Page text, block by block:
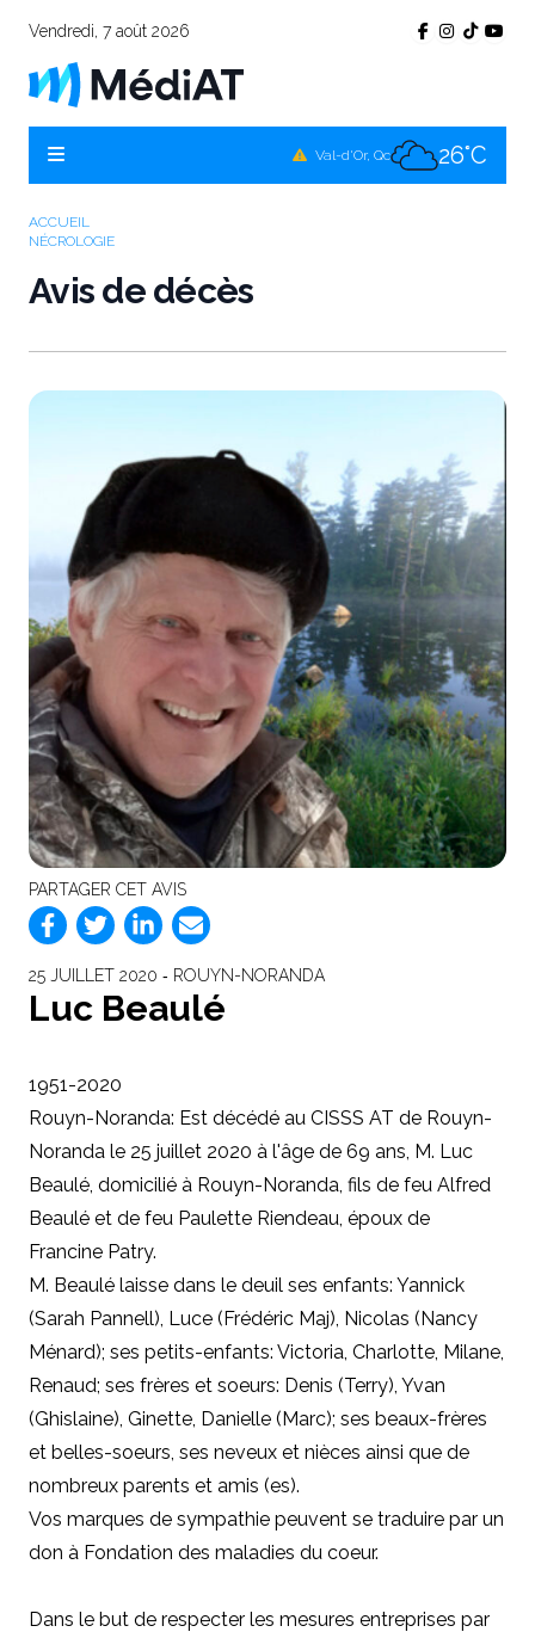
Vendredi, 7 août 2026
Val-d'Or, Qc 26°C
ACCUEIL
NÉCROLOGIE
Avis de décès
PARTAGER CET AVIS
25 JUILLET 2020 ‐ ROUYN-NORANDA
Luc Beaulé
1951-2020
Rouyn-Noranda: Est décédé au CISSS AT de Rouyn-
Noranda le 25 juillet 2020 à l'âge de 69 ans, M. Luc
Beaulé, domicilié à Rouyn-Noranda, fils de feu Alfred
Beaulé et de feu Paulette Riendeau, époux de
Francine Patry.
M. Beaulé laisse dans le deuil ses enfants: Yannick
(Sarah Pannell), Luce (Frédéric Maj), Nicolas (Nancy
Ménard); ses petits-enfants: Victoria, Charlotte, Milane,
Renaud; ses frères et soeurs: Denis (Terry), Yvan
(Ghislaine), Ginette, Danielle (Marc); ses beaux-frères
et belles-soeurs, ses neveux et nièces ainsi que de
nombreux parents et amis (es).
Vos marques de sympathie peuvent se traduire par un
don à Fondation des maladies du coeur.
Dans le but de respecter les mesures entreprises par